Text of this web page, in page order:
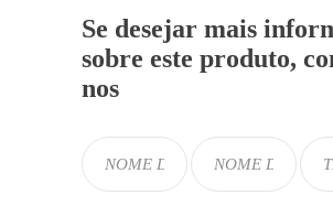
Se desejar mais
sobre este produto,
nos